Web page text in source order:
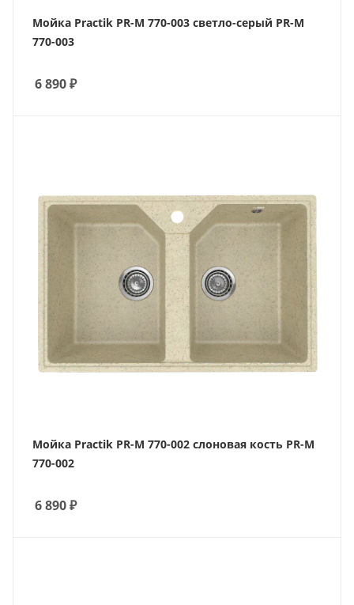
Мойка Practik PR-M 770-003 светло-серый PR-M
770-003
6 890₽
Мойка Practik PR-M 770-002 слоновая кость PR-M
770-002
6 890₽